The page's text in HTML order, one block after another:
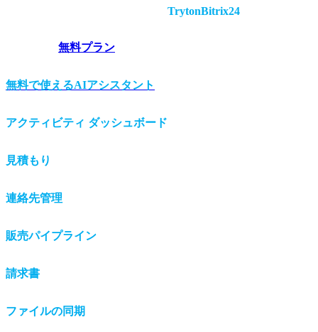
TrytonBitrix24
無料プラン
無料で使えるAIアシスタント
アクティビティ ダッシュボード
見積もり
連絡先管理
販売パイプライン
請求書
ファイルの同期